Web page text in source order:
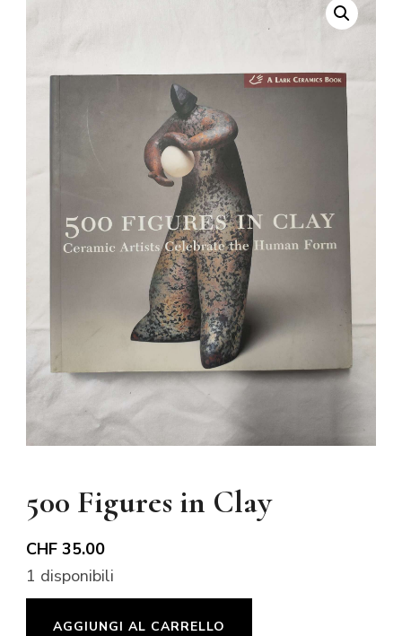
500 Figures in Clay
CHF 35.00
1 disponibili
AGGIUNGI AL CARRELLO